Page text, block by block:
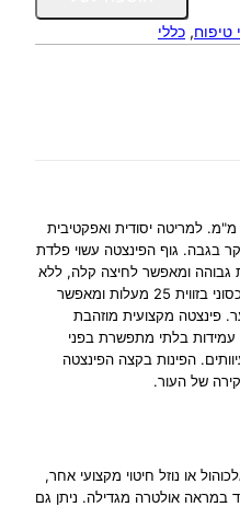
ט
ה
מ
ק
צ
ו
ע
ז
טיפוח, כללי
פינצטה מקצועית מוזהבת רחבה 4 מ"מ. למריטה יסודית ואפקטיבית
בגבה. גוף הפינצטה עשוי פלדת
גבוהה ומאפשר לחיצה קלה, ללא
מאמץ ועבודה ממושכת. הקצה אלכסוני בזווית 25 מעלות ומאפשר
פינצטה מקצועית מוזהבת
עמידות בלתי מתפשרת בפני
הפינות בקצה הפינצטה
של העור.
או נוזל חיטוי מקצועי אחר,
במראה אולטרה מגדילה. ניתן גם